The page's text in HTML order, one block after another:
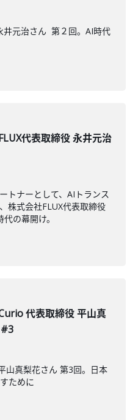
井元治さん 第２回。AI時代
代表取締役 永井元治
トナーとして、AIトランス
株式会社FLUX代表取締役
の幕開け。
代表取締役 平山真
山真梨花さん 第3回。日本
ために